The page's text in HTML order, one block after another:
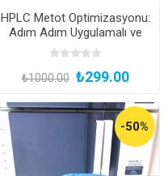
HPLC Metot Optimizasyonu:
Adım Adım Uygulamalı ve
Çevrimiçi Canlı Yayın
₺1000.00 ₺299.00
-50%